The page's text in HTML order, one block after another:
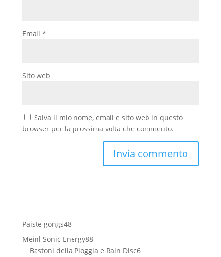
Email *
Sito web
Salva il mio nome, email e sito web in questo
browser per la prossima volta che commento.
Paiste gongs4848
prodotti
Meinl Sonic Energy8888
prodotti
Bastoni della Pioggia e Rain Disc66